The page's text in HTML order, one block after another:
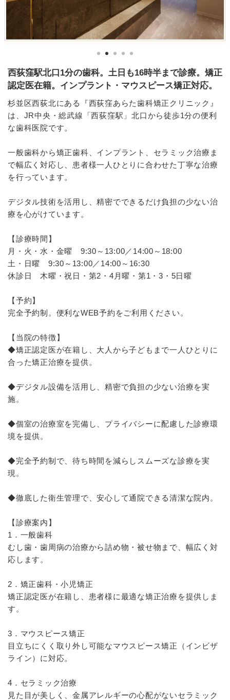
西荻窪駅北口1分の歯科。土日も16時半まで診療。矯正
認定医在籍。インプラント・マウスピース矯正対応。
杉並区西荻北にある『西荻窪あらた歯科矯正クリニック』
は、JR中央・総武線「西荻窪駅」北口から徒歩1分の便利
な歯科医院です。
一般歯科から矯正歯科、インプラント、セラミック治療ま
で幅広く対応し、患者様一人ひとりに合わせた丁寧な治療
を行っています。
デジタル技術を活用し、精密でできるだけ負担の少ない治
療を心がけています。
【診療時間】
月・火・水・金曜 9:30～13:00／14:00～18:00
土・日曜 9:30～13:00／14:00～16:30
休診日 木曜・祝日・第2・4月曜・第1・3・5日曜
【予約】
完全予約制。便利なWEB予約をご利用ください。
【当院の特徴】
◆矯正認定医が在籍し、大人から子どもまで一人ひとりに
合った矯正治療を提供。
◆デジタル設備を活用し、精密で負担の少ない治療を実
施。
◆個室の治療室を完備し、プライバシーに配慮した診療環
境を提供。
◆完全予約制で、待ち時間を減らしスムーズな診療を実
現。
◆徹底した衛生管理で、安心して通院できる清潔な院内。
【診療案内】
1．一般歯科
むし歯・歯周病の治療から詰め物・被せ物まで、幅広く対
応します。
2．矯正歯科・小児矯正
矯正認定医が在籍し、患者様に最適な矯正治療を提供しま
す。
3．マウスピース矯正
目立ちにくく取り外し可能なマウスピース矯正（インビザ
ライン）に対応。
4．セラミック治療
見た目が美しく、金属アレルギーの心配がないセラミック